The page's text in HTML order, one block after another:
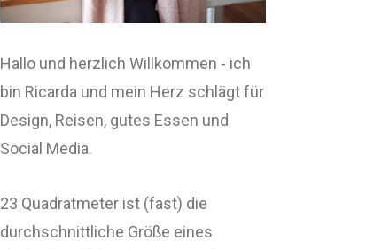
Hallo und herzlich Willkommen - ich
bin Ricarda und mein Herz schlägt für
Design, Reisen, gutes Essen und
Social Media.
23 Quadratmeter ist (fast) die
durchschnittliche Größe eines